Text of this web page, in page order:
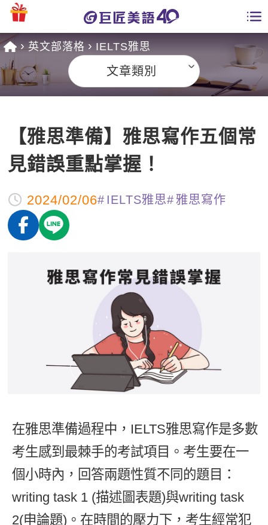
課程總覽
英文課程總表
英文會話
商用英文
英文檢定
IELTS 雅思課程
GEPT 全民英檢課程
TOEFL 托福課程
英文聽力養成
開口溜英文
旅遊英文
基礎字彙
情境閱讀
英文文法技巧
英文寫作
TED Talks
CNN聽力強化
英語俱樂部
外語即時通
兒童美語
一對一家教
點讀筆教材
數位學習教材
全國分校
英文部落格
影音學英文
師資團隊
學員故事
學員專區
英文部落格 IELTS雅思
文章類別
【雅思準備】雅思寫作五個常
見錯誤重點掌握！
2024/02/06 IELTS雅思 雅思寫作
在雅思準備過程中，IELTS雅思寫作是多數
考生感到最棘手的考試項目。考生要在一
個小時內，回答兩題性質不同的題目：
writing task 1 (描述圖表題)與writing task
2(申論題)。在時間的壓力下，考生經常犯